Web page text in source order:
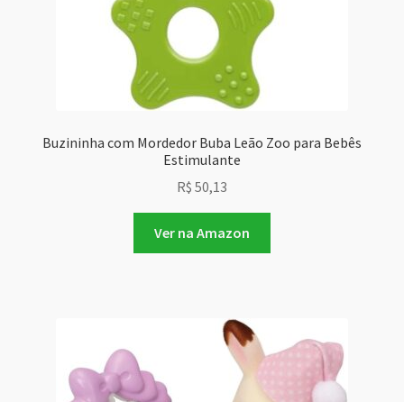
Buzininha com Mordedor Buba Leão Zoo para Bebês
Estimulante
R$ 50,13
Ver na Amazon